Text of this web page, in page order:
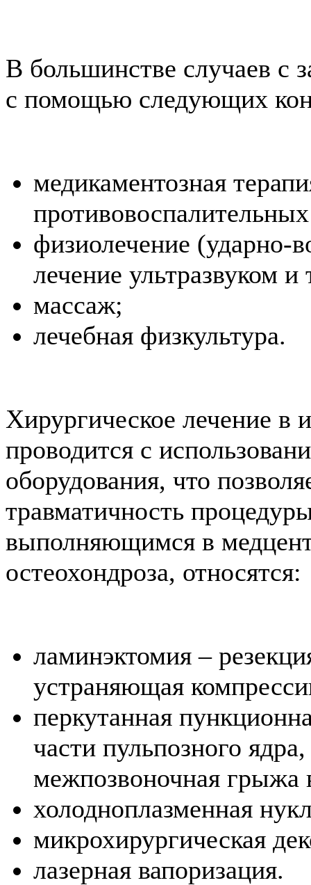
В большинстве случаев с
с помощью следующих
медикаментозная
физиолечение (ударно-
лечение ультразвуком и
массаж;
лечебная физкультура.
Хирургическое лечение в
проводится с
оборудования, что
травматичность
выполняющимся в
остеохондроза, относятся:
ламинэктомия –
устраняющая
перкутанная
части пульпозного
межпозвоночная грыжа
холодноплазменная
микрохирургическая
лазерная вапоризация.